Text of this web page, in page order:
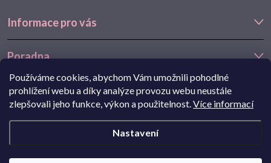
Používáme cookies, abychom Vám umožnili pohodlné
prohlížení webu a díky analýze provozu webu neustále
zlepšovali jeho funkce, výkon a použitelnost.Více informací
Nastavení
Informace pro vás
Poradna
Často hledáte
Navštivte také náš e-shop Goldstore.cz:zlaté náušnice,dětské
náušnice z bílého zlata